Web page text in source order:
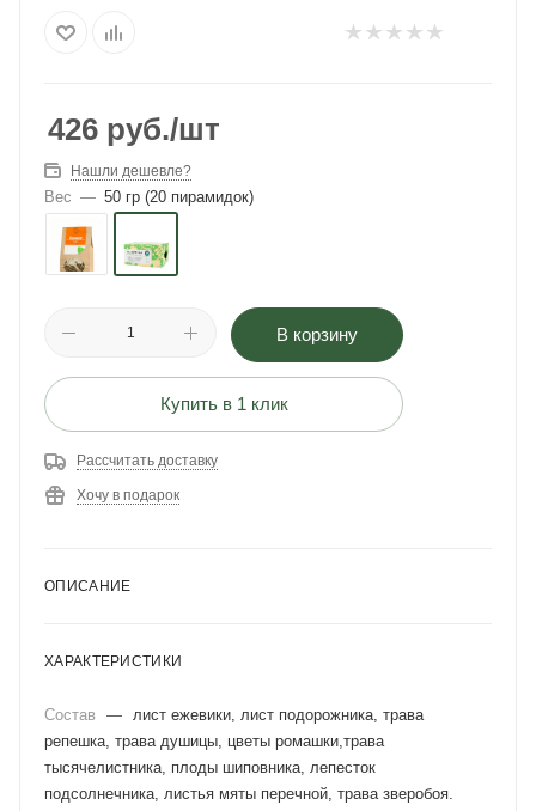
426 руб./шт
Нашли дешевле?
Вес — 50 гр (20 пирамидок)
В корзину
Купить в 1 клик
Рассчитать доставку
Хочу в подарок
ОПИСАНИЕ
ХАРАКТЕРИСТИКИ
Состав — лист ежевики, лист подорожника, трава
репешка, трава душицы, цветы ромашки,трава
тысячелистника, плоды шиповника, лепесток
подсолнечника, листья мяты перечной, трава зверобоя.